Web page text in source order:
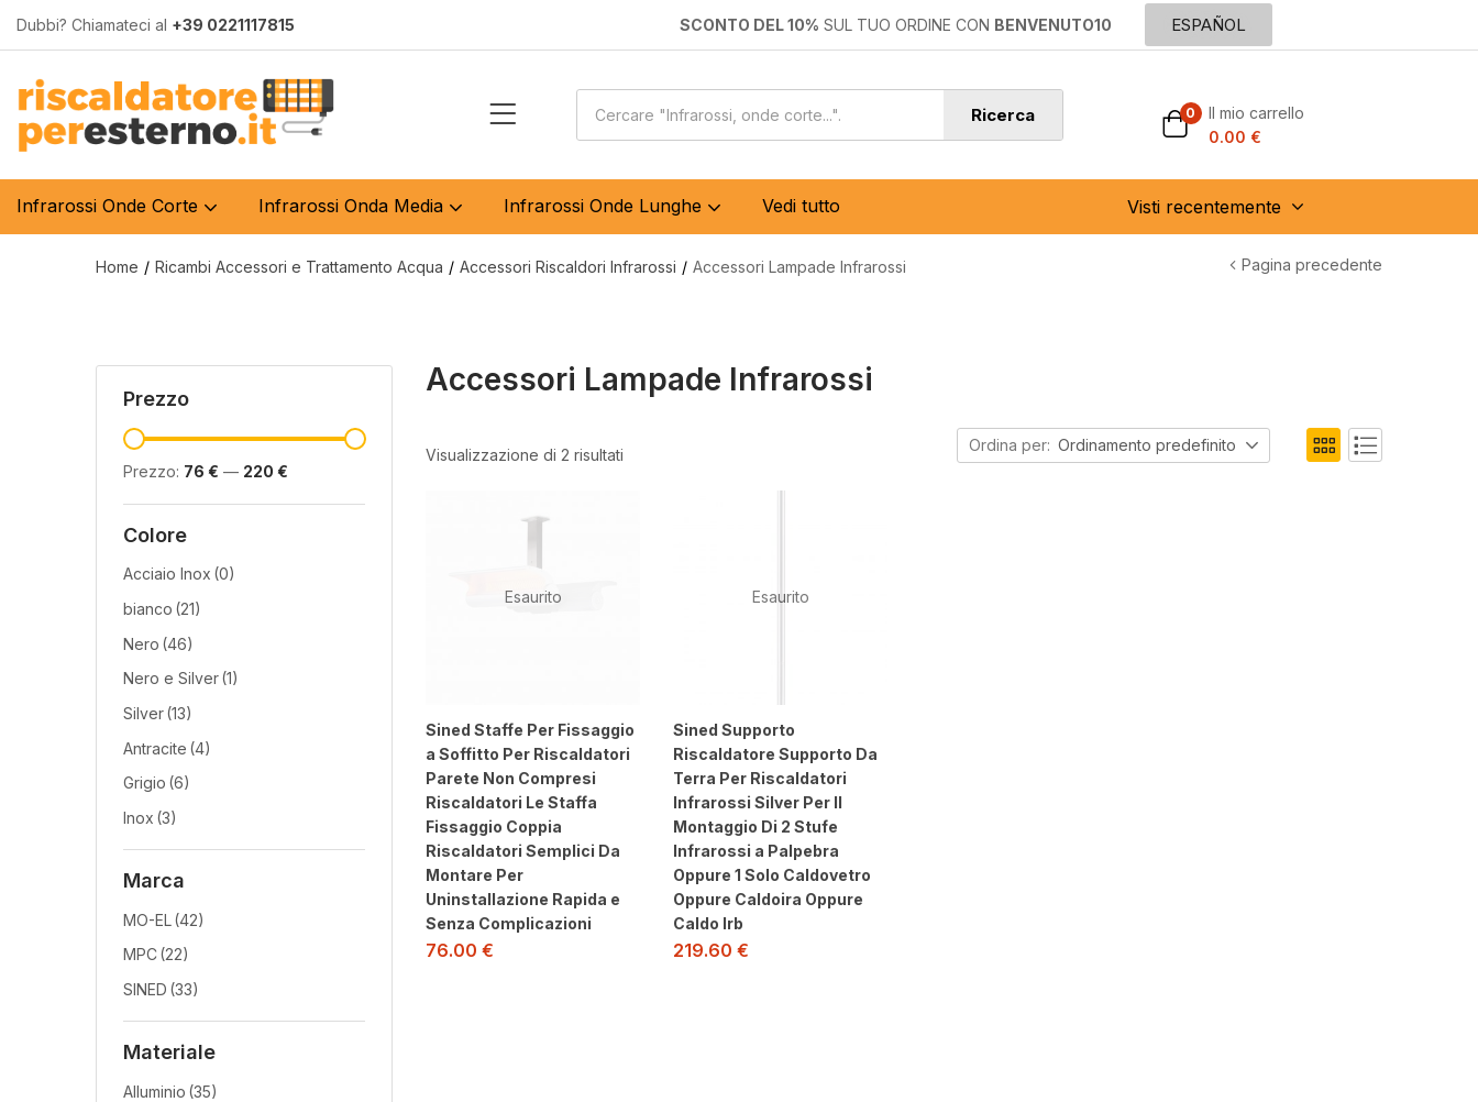
Dubbi? Chiamateci al +39 0221117815 SCONTO DEL 10% SUL TUO ORDINE CON BENVENUTO10 ESPAÑOL
Ricerca 0
Il mio carrello
0.00 €
Infrarossi Onde Corte Infrarossi Onda Media Infrarossi Onde Lunghe Vedi tutto Visti recentemente
Home Ricambi Accessori e Trattamento Acqua Accessori Riscaldori Infrarossi Accessori Lampade Infrarossi Pagina precedente
Prezzo
Prezzo: 76 € — 220 €
Colore
Acciaio Inox (0)
bianco (21)
Nero (46)
Nero e Silver(1)
Silver(13)
Antracite (4)
Grigio (6)
Inox (3)
Marca
MO-EL(42)
MPC(22)
SINED (33)
Materiale
Alluminio (35)
Accessori Lampade Infrarossi
Visualizzazione di 2 risultati
Ordina per: Ordinamento predefinito
Esaurito
Sined Staffe Per Fissaggio
a Soffitto Per Riscaldatori
Parete Non Compresi
Riscaldatori Le Staffa
Fissaggio Coppia
Riscaldatori Semplici Da
Montare Per
Uninstallazione Rapida e
Senza Complicazioni
76.00 €
Esaurito
Sined Supporto
Riscaldatore Supporto Da
Terra Per Riscaldatori
Infrarossi Silver Per Il
Montaggio Di 2 Stufe
Infrarossi a Palpebra
Oppure 1 Solo Caldovetro
Oppure Caldoira Oppure
Caldo Irb
219.60 €